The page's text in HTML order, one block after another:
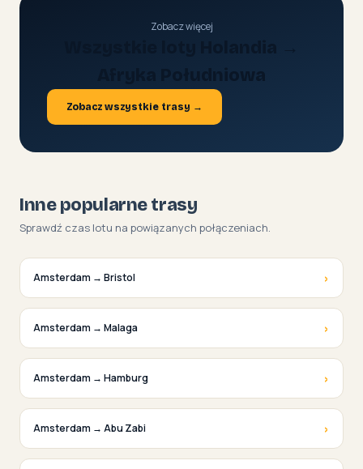
Zobacz więcej
Afryka Południowa
Zobacz wszystkie trasy →
Inne popularne trasy
Sprawdź czas lotu na powiązanych połączeniach.
Amsterdam → Bristol ›
Amsterdam → Malaga ›
Amsterdam → Hamburg ›
Amsterdam → Abu Zabi ›